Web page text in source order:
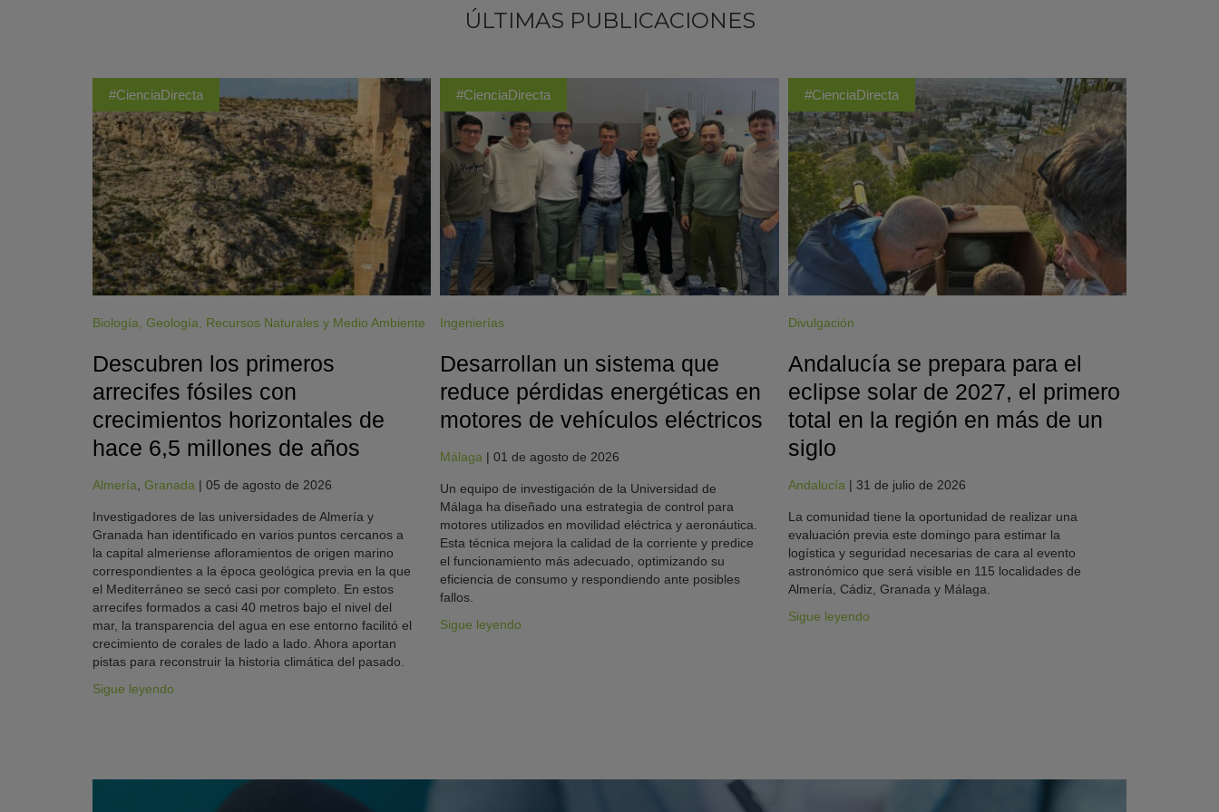
ÚLTIMAS PUBLICACIONES
#CienciaDirecta
Biología Geología Recursos Naturales y Medio Ambiente
Descubren los primeros
arrecifes fósiles con
crecimientos horizontales de
hace 6,5 millones de años
Almería Granada | 05 de agosto de 2026
Investigadores de las universidades de Almería y
Granada han identificado en varios puntos cercanos a
la capital almeriense afloramientos de origen marino
correspondientes a la época geológica previa en la que
el Mediterráneo se secó casi por completo. En estos
arrecifes formados a casi 40 metros bajo el nivel del
mar, la transparencia del agua en ese entorno facilitó el
crecimiento de corales de lado a lado. Ahora aportan
pistas para reconstruir la historia climática del pasado.
Sigue leyendo
#CienciaDirecta
Ingenierías
Desarrollan un sistema que
reduce pérdidas energéticas en
motores de vehículos eléctricos
Málaga |01 de agosto de 2026
Un equipo de investigación de la Universidad de
Málaga ha diseñado una estrategia de control para
motores utilizados en movilidad eléctrica y aeronáutica.
Esta técnica mejora la calidad de la corriente y predice
el funcionamiento más adecuado, optimizando su
eficiencia de consumo y respondiendo ante posibles
fallos.
Sigue leyendo
#CienciaDirecta
Divulgación
Andalucía se prepara para el
eclipse solar de 2027, el primero
total en la región en más de un
siglo
Andalucía | 31 de julio de 2026
La comunidad tiene la oportunidad de realizar una
evaluación previa este domingo para estimar la
logística y seguridad necesarias de cara al evento
astronómico que será visible en 115 localidades de
Almería, Cádiz, Granada y Málaga.
Sigue leyendo